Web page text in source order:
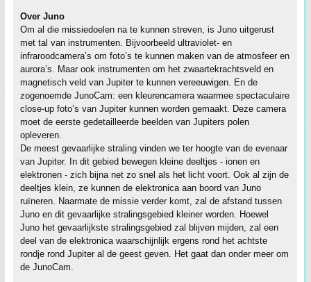
Over Juno
Om al die missiedoelen na te kunnen streven, is Juno uitgerust
met tal van instrumenten. Bijvoorbeeld ultraviolet- en
infraroodcamera’s om foto’s te kunnen maken van de atmosfeer en
aurora’s. Maar ook instrumenten om het zwaartekrachtsveld en
magnetisch veld van Jupiter te kunnen vereeuwigen. En de
zogenoemde JunoCam: een kleurencamera waarmee spectaculaire
close-up foto’s van Jupiter kunnen worden gemaakt. Deze camera
moet de eerste gedetailleerde beelden van Jupiters polen
opleveren.
De meest gevaarlijke straling vinden we ter hoogte van de evenaar
van Jupiter. In dit gebied bewegen kleine deeltjes - ionen en
elektronen - zich bijna net zo snel als het licht voort. Ook al zijn de
deeltjes klein, ze kunnen de elektronica aan boord van Juno
ruïneren. Naarmate de missie verder komt, zal de afstand tussen
Juno en dit gevaarlijke stralingsgebied kleiner worden. Hoewel
Juno het gevaarlijkste stralingsgebied zal blijven mijden, zal een
deel van de elektronica waarschijnlijk ergens rond het achtste
rondje rond Jupiter al de geest geven. Het gaat dan onder meer om
de JunoCam.